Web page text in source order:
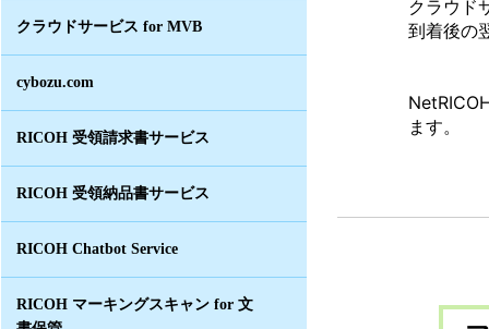
クラウドサービス for MVB
cybozu.com
RICOH 受領請求書サービス
RICOH 受領納品書サービス
RICOH Chatbot Service
RICOH マーキングスキャン for 文
クラウド
到着後の
ます。